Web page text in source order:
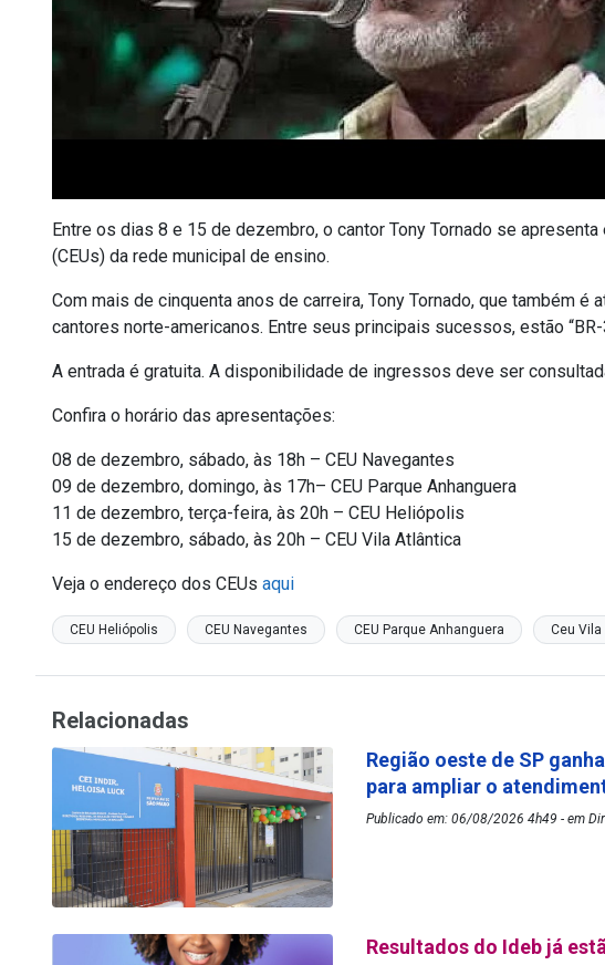
Entre os dias 8 e 15 de dezembro, o cantor Tony Tornado se
(CEUs) da rede municipal de ensino.
Com mais de cinquenta anos de carreira, Tony Tornado, que também é
cantores norte-americanos. Entre seus principais sucessos, estão “BR-
A entrada é gratuita. A disponibilidade de ingressos deve ser
Confira o horário das apresentações:
08 de dezembro, sábado, às 18h – CEU Navegantes
09 de dezembro, domingo, às 17h– CEU Parque Anhanguera
11 de dezembro, terça-feira, às 20h – CEU Heliópolis
15 de dezembro, sábado, às 20h – CEU Vila Atlântica
Veja o endereço dos CEUs aqui
CEU Heliópolis CEU Navegantes CEU Parque Anhanguera Ceu
Relacionadas
Região oeste de SP
para ampliar o
Publicado em: 06/08/2026 4h49 - em
Resultados do Ideb já